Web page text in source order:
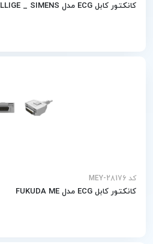
کانکتور کابل ECG مدل HELLIGE _ SIMENS
کد MEY-28176
کانکتور کابل ECG مدل FUKUDA ME